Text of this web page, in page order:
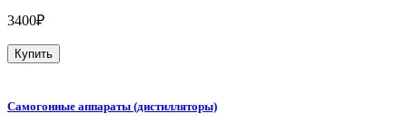
3400₽
Купить
Самогонные аппараты (дистилляторы)